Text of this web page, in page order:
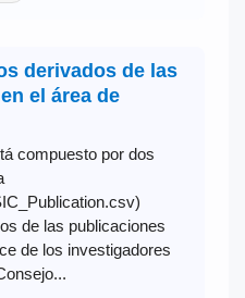
derivados de las
el área de
compuesto por dos
de las publicaciones
de los investigadores